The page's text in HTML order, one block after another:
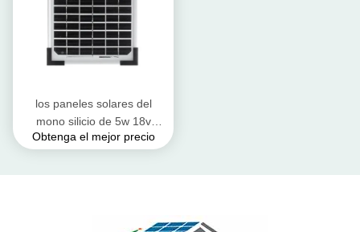
los paneles solares del
mono silicio de 5w 18v
cargan para las luces de
Obtenga el mejor precio